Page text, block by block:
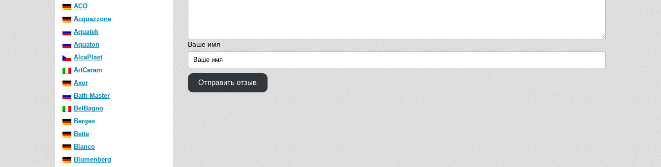
ACO
Acquazzone
Aquatek
Aquaton
AlcaPlast
ArtCeram
Axor
Bath Master
BelBagno
Berges
Bette
Blanco
Blumenberg
Ваше имя
Отправить отзыв